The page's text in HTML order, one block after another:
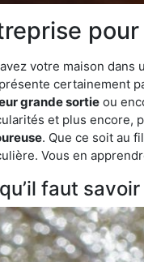
votre maison
certainement
grande sortie ou
et plus encore,
. Que ce soit au
Vous en
faut